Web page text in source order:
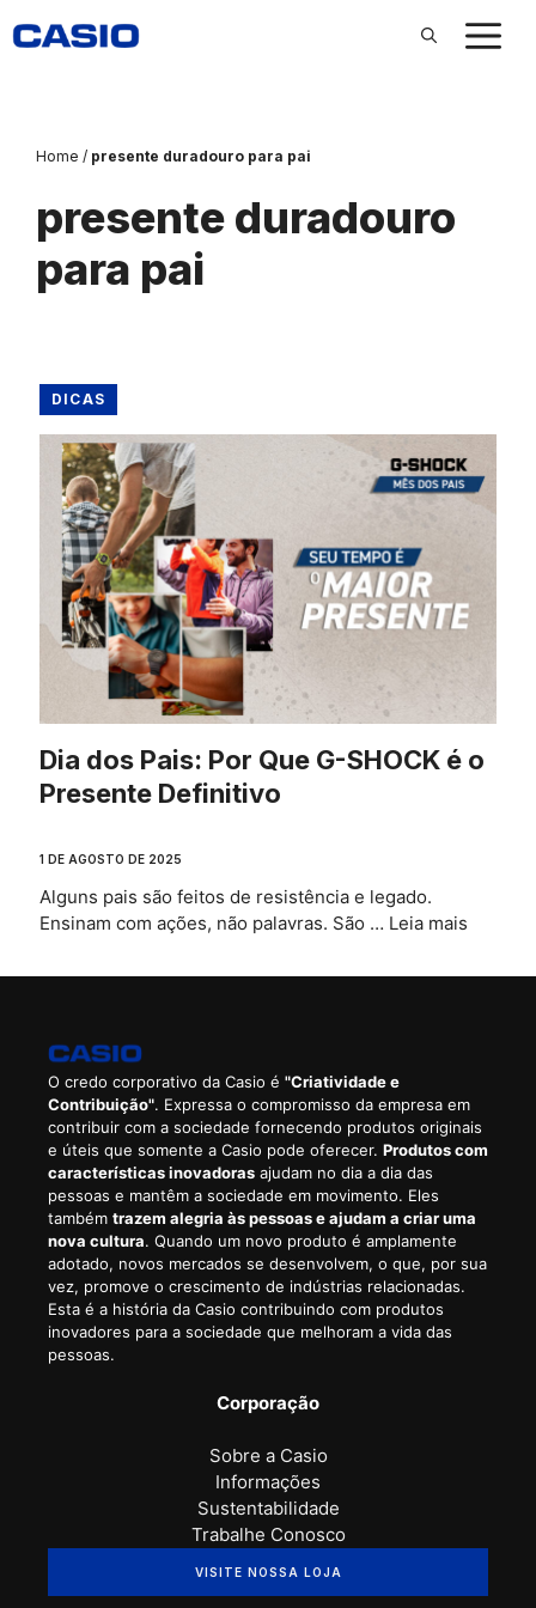
para
Home / presente duradouro para pai
presente duradouro
para pai
DICAS
Dia dos Pais: Por Que G-SHOCK é o
Presente Definitivo
1 DE AGOSTO DE 2025
Alguns pais são feitos de resistência e legado.
Ensinam com ações, não palavras. São … Leia mais
O credo corporativo da Casio é "Criatividade e
Contribuição". Expressa o compromisso da empresa em
contribuir com a sociedade fornecendo produtos originais
e úteis que somente a Casio pode oferecer. Produtos com
características inovadoras ajudam no dia a dia das
pessoas e mantêm a sociedade em movimento. Eles
também trazem alegria às pessoas e ajudam a criar uma
nova cultura. Quando um novo produto é amplamente
adotado, novos mercados se desenvolvem, o que, por sua
vez, promove o crescimento de indústrias relacionadas.
Esta é a história da Casio contribuindo com produtos
inovadores para a sociedade que melhoram a vida das
pessoas.
Corporação
Sobre a Casio
Informações
Sustentabilidade
Trabalhe Conosco
VISITE NOSSA LOJA